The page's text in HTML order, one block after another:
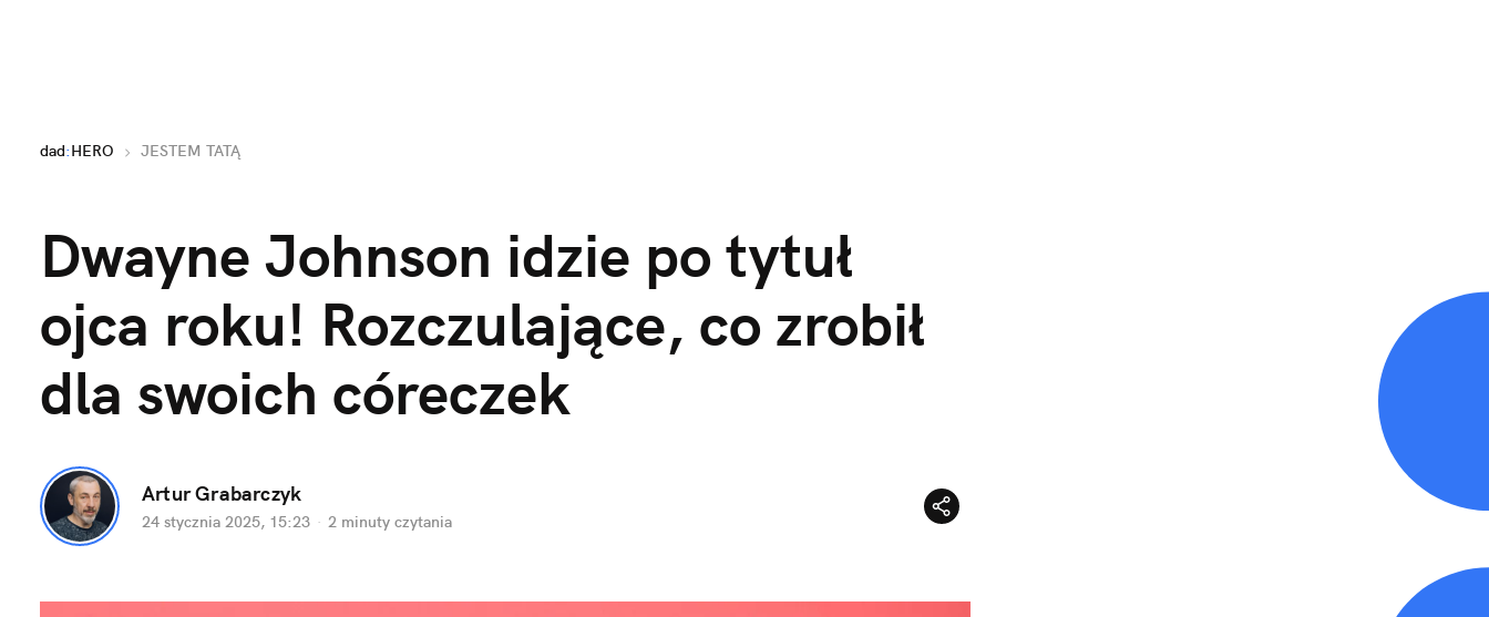
dad:HERO JESTEM TATĄ
Dwayne Johnson idzie po tytuł
ojca roku! Rozczulające, co zrobił
dla swoich córeczek
Artur Grabarczyk
24 stycznia 2025, 15:23 · 2 minuty czytania